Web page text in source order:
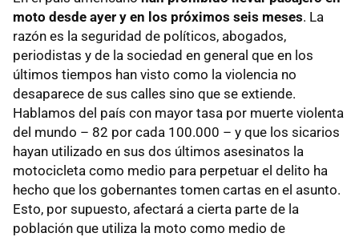
moto desde ayer y en los próximos seis meses. La
razón es la seguridad de políticos, abogados,
periodistas y de la sociedad en general que en los
últimos tiempos han visto como la violencia no
desaparece de sus calles sino que se extiende.
Hablamos del país con mayor tasa por muerte violenta
del mundo – 82 por cada 100.000 – y que los sicarios
hayan utilizado en sus dos últimos asesinatos la
motocicleta como medio para perpetuar el delito ha
hecho que los gobernantes tomen cartas en el asunto.
Esto, por supuesto, afectará a cierta parte de la
población que utiliza la moto como medio de